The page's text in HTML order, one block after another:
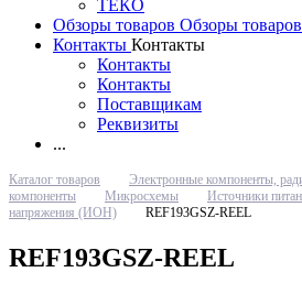
ТЕКО
Обзоры товаров Обзоры товаров
Контакты Контакты
Контакты
Контакты
Поставщикам
Реквизиты
...
Каталог товаров Электронные компоненты,
компоненты
Микросхемы Источники
напряжения (ИОН)
REF193GSZ-REEL
REF193GSZ-REEL